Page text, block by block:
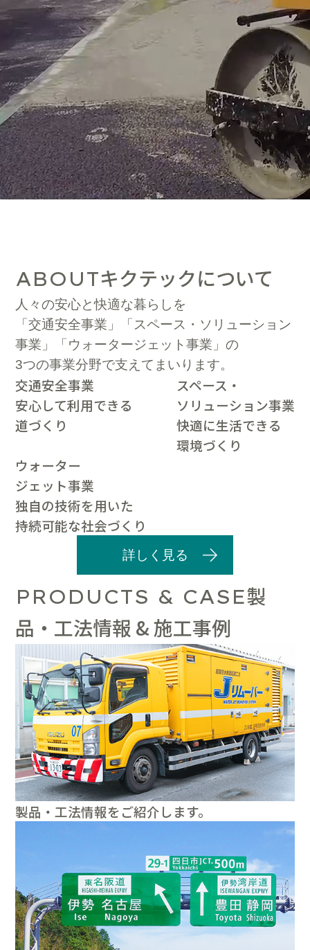
ABOUTキクテックについて
人々の安心と快適な暮らしを
「交通安全事業」「スペース・ソリューション
事業」「ウォータージェット事業」の
3つの事業分野で支えてまいります。
交通安全事業
安心して利用できる
道づくり
スペース・
ソリューション事業
快適に生活できる
環境づくり
ウォーター
ジェット事業
独自の技術を用いた
持続可能な社会づくり
詳しく見る
PRODUCTS & CASE製
品・工法情報 & 施工事例
製品・工法情報をご紹介します。